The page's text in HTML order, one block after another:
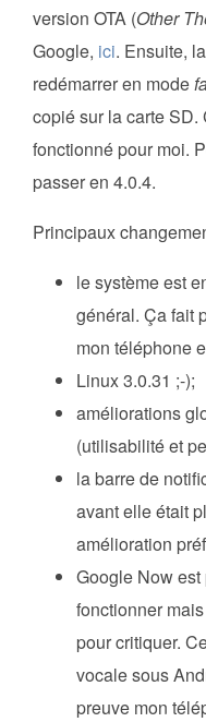
version OTA (Other
Google, ici. Ensuite,
redémarrer en mode
copié sur la carte
fonctionné pour moi.
passer en 4.0.4.
Principaux
le système est
général. Ça fait
mon téléphone
Linux 3.0.31 ;-);
améliorations
(utilisabilité et
la barre de
avant elle était
amélioration
Google Now
fonctionner
pour critiquer.
vocale sous
preuve mon